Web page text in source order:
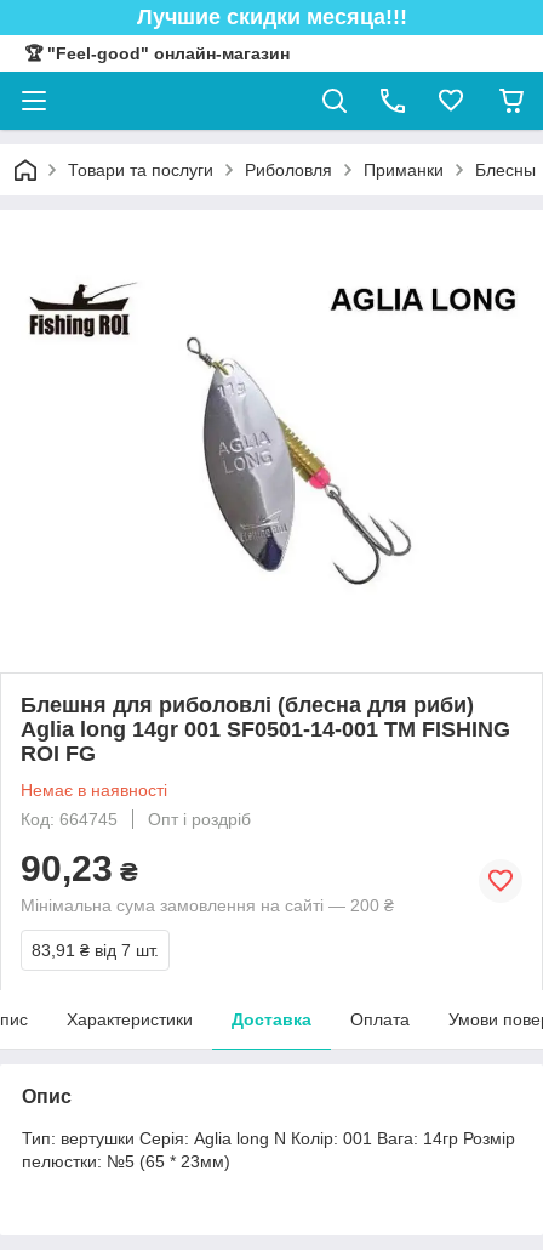
Лучшие скидки месяца!!!
🏆 "Feel-good" онлайн-магазин
Товари та послуги Риболовля Приманки Блесны
Блешня для риболовлі (блесна для риби)
Aglia long 14gr 001 SF0501-14-001 ТМ FISHING
ROI FG
Немає в наявності
Код: 664745
Опт і роздріб
90,23 ₴
Мінімальна сума замовлення на сайті — 200 ₴
83,91 ₴ від 7 шт.
Характеристики Доставка Оплата Умови
Опис
Тип: вертушки Серія: Aglia long N Колір: 001 Вага: 14гр Розмір
пелюстки: №5 (65 * 23мм)